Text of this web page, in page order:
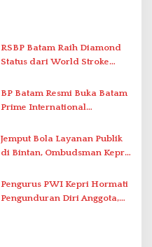
RSBP Batam Raih Diamond
Status dari World Stroke
Penanganan Stroke
Berstandar Internasional
BP Batam Resmi Buka Batam
Prime International
2026 di Stadion Temenggung
Abdul Jamal
Jemput Bola Layanan Publik
di Bintan, Ombudsman Kepri
Solar Nelayan
Pengurus PWI Kepri Hormati
Pengunduran Diri Anggota,